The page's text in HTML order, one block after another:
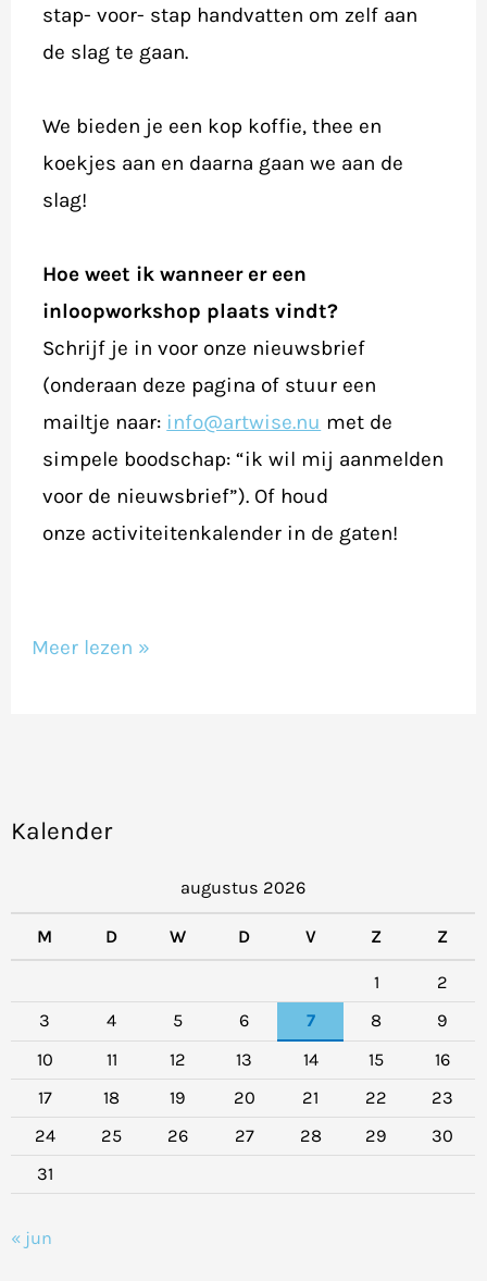
Kalender
augustus 2026
M D W D V Z Z
1
2
3
4 5 6 7 8
9
10
11 12 13 14 15
16
17
18 19 20 21 22
23
24
25 26 27 28 29
30
31
« jun
stap- voor- stap handvatten om zelf aan
de slag te gaan.
We bieden je een kop koffie, thee en
koekjes aan en daarna gaan we aan de
slag!
Hoe weet ik wanneer er een
inloopworkshop plaats vindt?
Schrijf je in voor onze nieuwsbrief
(onderaan deze pagina of stuur een
mailtje naar: info@artwise.nu met de
simpele boodschap: “ik wil mij aanmelden
voor de nieuwsbrief”). Of houd
onze activiteitenkalender in de gaten!
Meer lezen »